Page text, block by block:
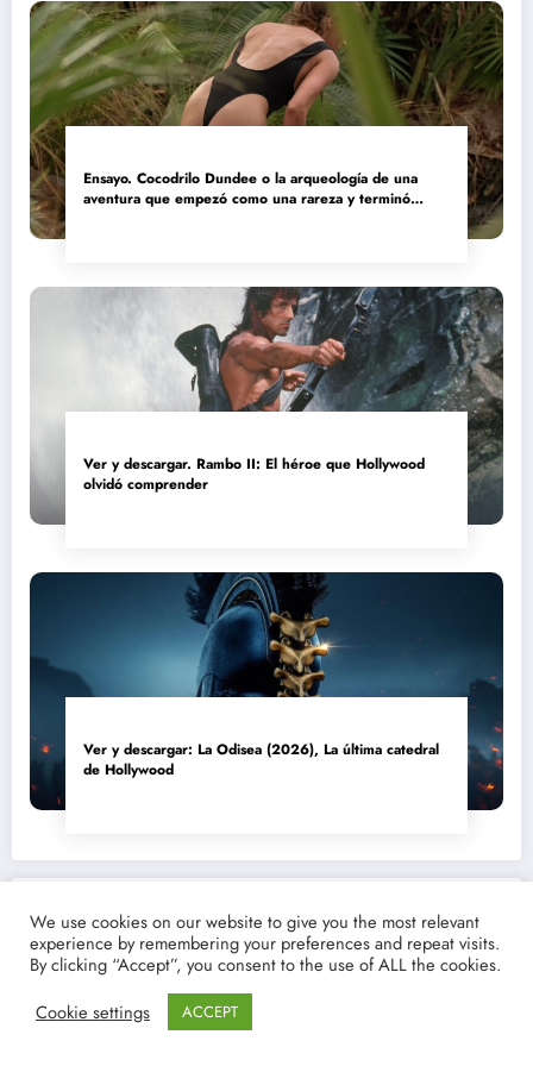
Ensayo. Cocodrilo Dundee o la arqueología de una
aventura que empezó como una rareza y terminó
Ver y descargar. Rambo II: El héroe que Hollywood
olvidó comprender
Ver y descargar: La Odisea (2026), La última catedral
de Hollywood
RECIENTE POPULAR COMENTARIO
Ver o descargar Avatar 3, Fuego y ceniza: El
crepitar de Pandora | torrent
We use cookies on our website to give you the most relevant
experience by remembering your preferences and repeat visits.
By clicking “Accept”, you consent to the use of ALL the cookies.
Cookie settings
ACCEPT